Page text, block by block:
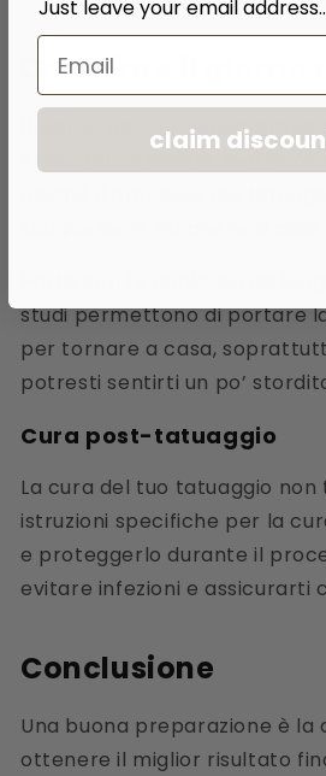
Cosa fare il
Il giorno del tuo
Assicurati di essere ben
poiché il processo del
Porta con te qualcosa da
studi permettono di portare
per tornare a casa,
potresti sentirti un po’
Cura post-tatuaggio
La cura del tuo tatuaggio
istruzioni specifiche per la
e proteggerlo durante il
evitare infezioni e assicurarti
Conclusione
Una buona preparazione è la
ottenere il miglior risultato
Just leave your email address..
Email
claim